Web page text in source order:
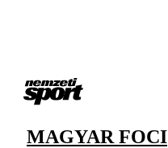
MAGYAR FOCI